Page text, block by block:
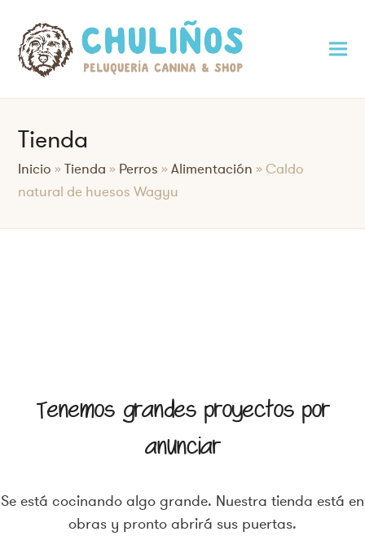
Tienda
Inicio »Tienda » Perros »Alimentación »Caldo
natural de huesos Wagyu
Tenemos grandes proyectos por
anunciar
Se está cocinando algo grande. Nuestra tienda está en
obras y pronto abrirá sus puertas.